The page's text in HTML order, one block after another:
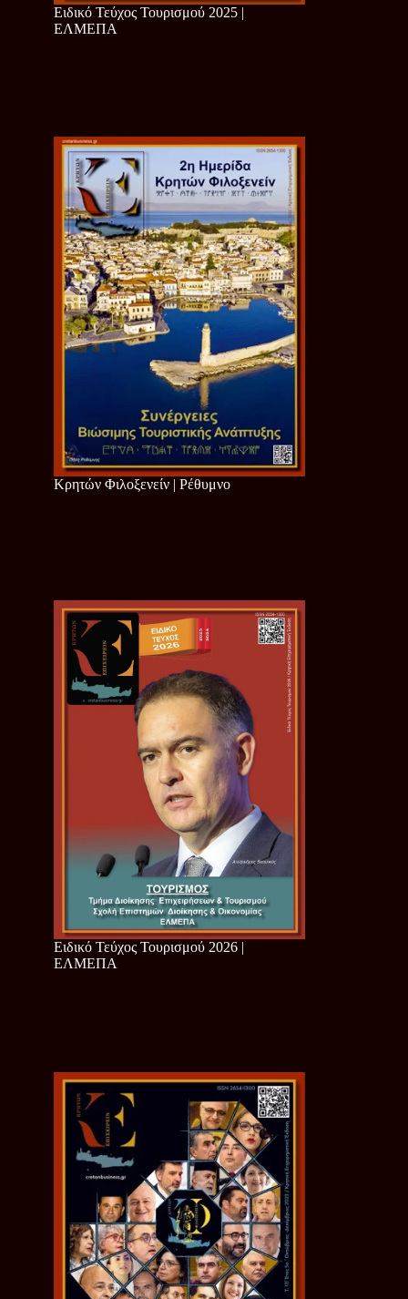
Ειδικό Τεύχος Τουρισμού 2025 |
ΕΛΜΕΠΑ
Κρητών Φιλοξενείν | Ρέθυμνο
Ειδικό Τεύχος Τουρισμού 2026 |
ΕΛΜΕΠΑ